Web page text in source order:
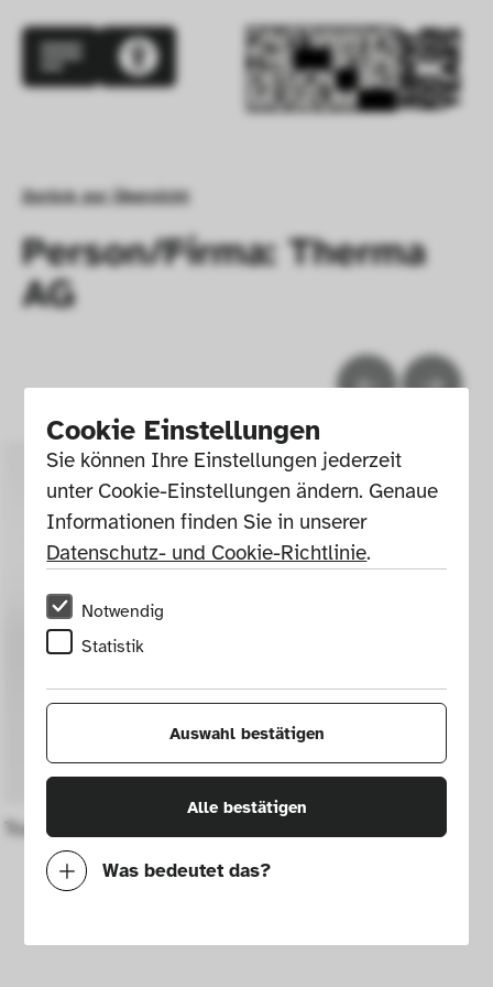
Cookie Einstellungen
Sie können Ihre Einstellungen jederzeit
unter Cookie-Einstellungen ändern. Genaue
Informationen finden Sie in unserer
Datenschutz- und Cookie-Richtlinie.
Notwendig
Statistik
Auswahl bestätigen
Alle bestätigen
Was bedeutet das?
Mit diesen Cookies können wir durch
Zurück zur Übersicht
Person/Firma: Therma
AG
Toaster Therma Mod. 34029